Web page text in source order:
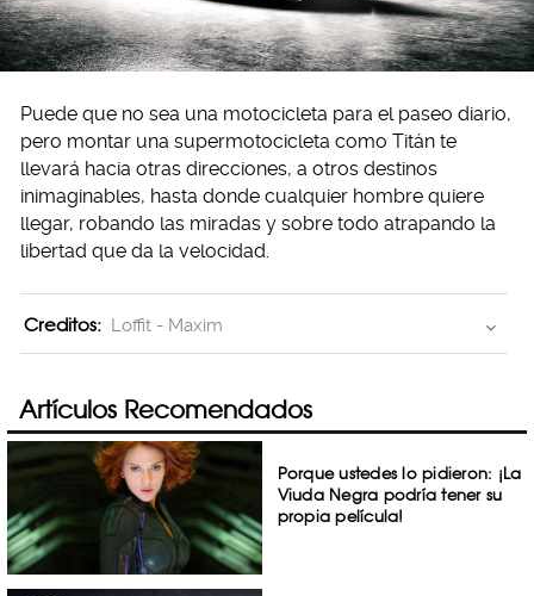
Puede que no sea una motocicleta para el paseo diario,
pero montar una supermotocicleta como Titán te
llevará hacia otras direcciones, a otros destinos
inimaginables, hasta donde cualquier hombre quiere
llegar, robando las miradas y sobre todo atrapando la
libertad que da la velocidad.
Creditos: Loffit - Maxim
Artículos Recomendados
Porque ustedes lo pidieron: ¡La
Viuda Negra podría tener su
propia película!